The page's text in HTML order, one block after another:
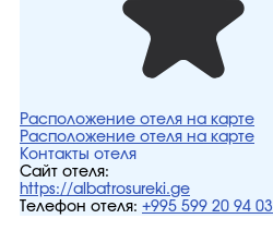
Расположение отеля на карте
Расположение отеля на карте
Контакты отеля
Сайт отеля:
https://albatrosureki.ge
Телефон отеля: +995 599 20 94 03